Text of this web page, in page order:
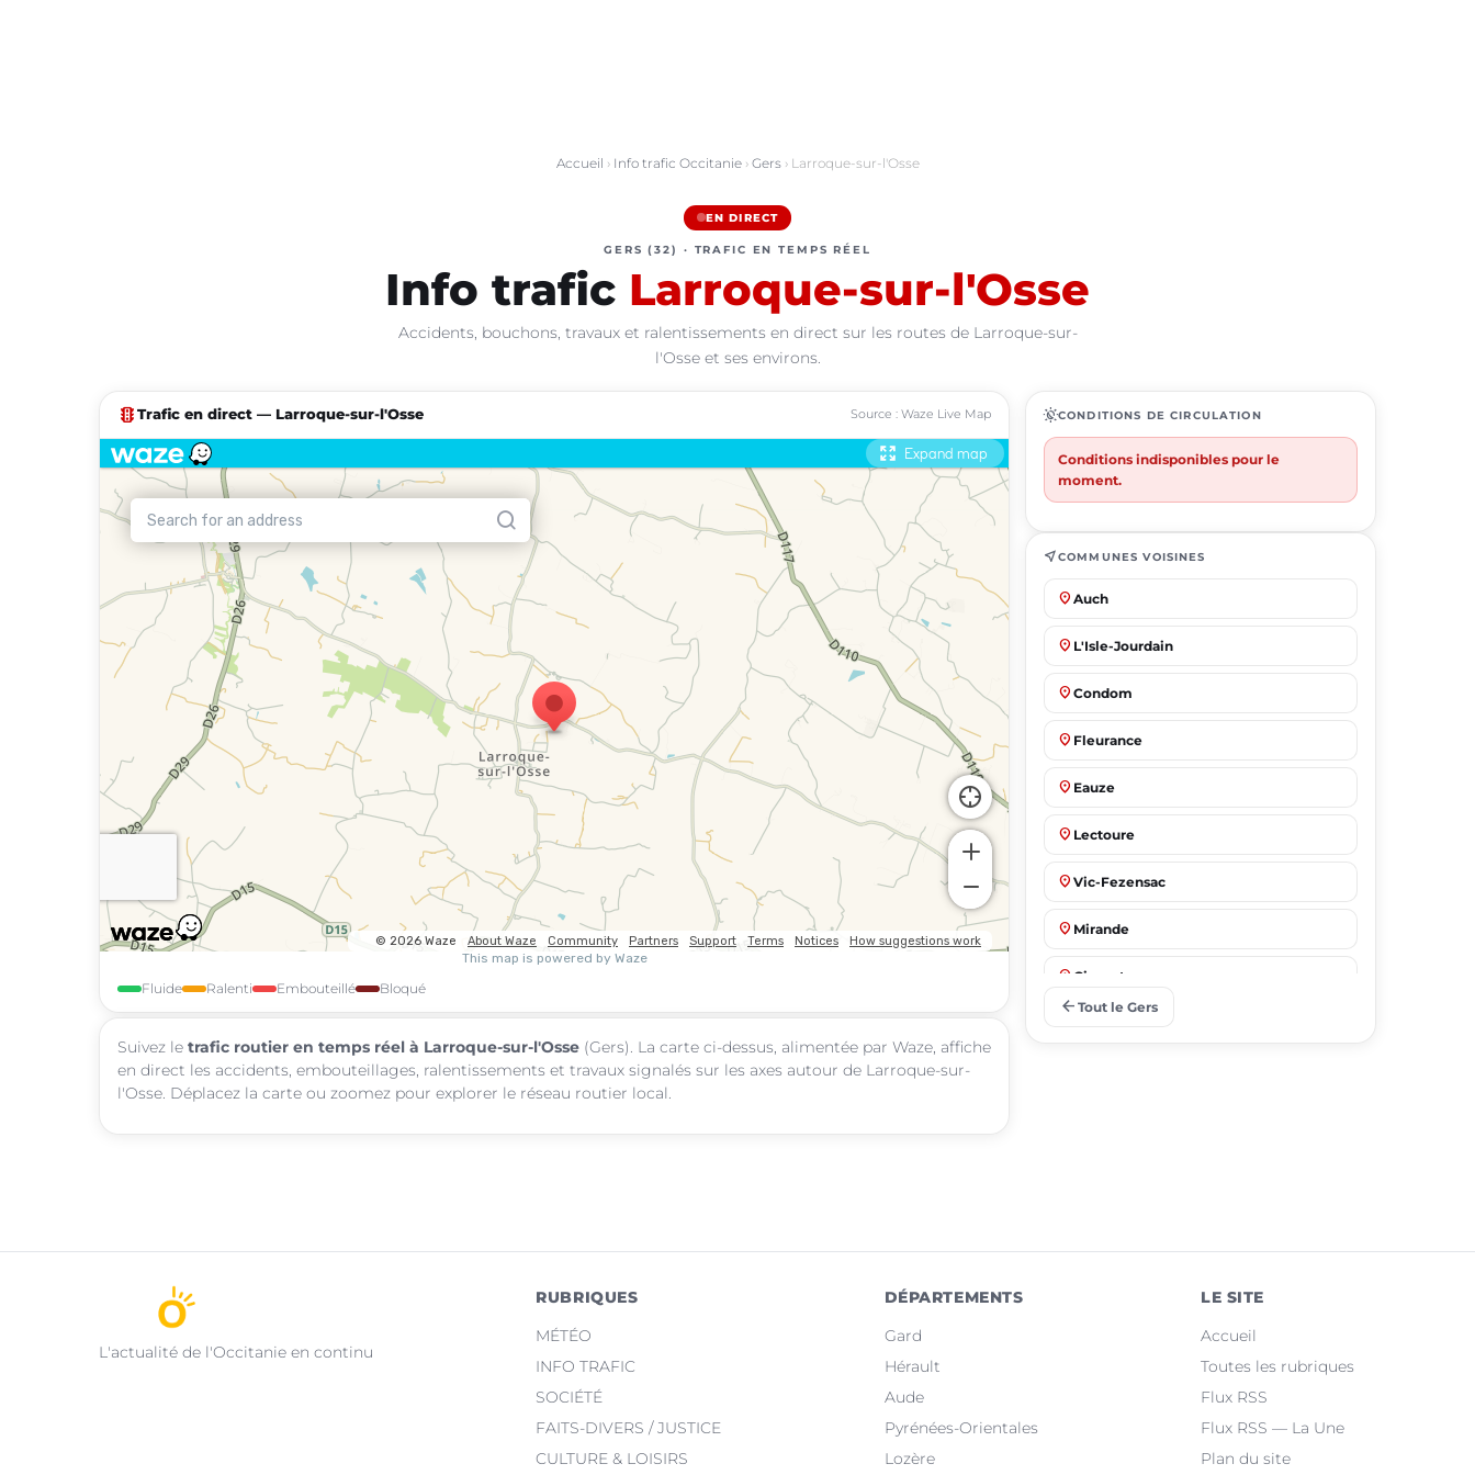
Accueil › Info trafic Occitanie› Gers› Larroque-sur-l'Osse
EN DIRECT
GERS (32) · TRAFIC EN TEMPS RÉEL
Info trafic Larroque-sur-l'Osse
Accidents, bouchons, travaux et ralentissements en direct sur les routes de Larroque-sur-
l'Osse et ses environs.
traffic Trafic en direct — Larroque-sur-l'Osse Source : Waze Live Map
Fluide Ralenti Embouteillé Bloqué
Suivez le trafic routier en temps réel à Larroque-sur-l'Osse (Gers). La carte ci-dessus, alimentée par Waze, affiche
en direct les accidents, embouteillages, ralentissements et travaux signalés sur les axes autour de Larroque-sur-
l'Osse. Déplacez la carte ou zoomez pour explorer le réseau routier local.
routineCONDITIONS DE CIRCULATION
Conditions indisponibles pour le
moment.
near_meCOMMUNES VOISINES
place Auch
place L'Isle-Jourdain
place Condom
place Fleurance
place Eauze
place Lectoure
place Vic-Fezensac
place Mirande
place Gimont
arrow_back Tout le Gers
L'actualité de l'Occitanie en continu
RUBRIQUES
MÉTÉO
INFO TRAFIC
SOCIÉTÉ
FAITS-DIVERS / JUSTICE
CULTURE & LOISIRS
DÉPARTEMENTS
Gard
Hérault
Aude
Pyrénées-Orientales
Lozère
LE SITE
Accueil
Toutes les rubriques
Flux RSS
Flux RSS — La Une
Plan du site